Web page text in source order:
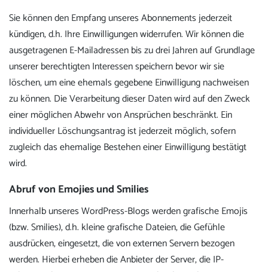
Sie können den Empfang unseres Abonnements jederzeit
kündigen, d.h. Ihre Einwilligungen widerrufen. Wir können die
ausgetragenen E-Mailadressen bis zu drei Jahren auf Grundlage
unserer berechtigten Interessen speichern bevor wir sie
löschen, um eine ehemals gegebene Einwilligung nachweisen
zu können. Die Verarbeitung dieser Daten wird auf den Zweck
einer möglichen Abwehr von Ansprüchen beschränkt. Ein
individueller Löschungsantrag ist jederzeit möglich, sofern
zugleich das ehemalige Bestehen einer Einwilligung bestätigt
wird.
Abruf von Emojies und Smilies
Innerhalb unseres WordPress-Blogs werden grafische Emojis
(bzw. Smilies), d.h. kleine grafische Dateien, die Gefühle
ausdrücken, eingesetzt, die von externen Servern bezogen
werden. Hierbei erheben die Anbieter der Server, die IP-